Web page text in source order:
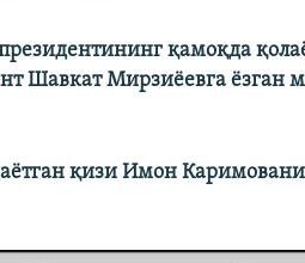
қамоқда
Шавкат Мирзиëевга ëзган
қизи Имон